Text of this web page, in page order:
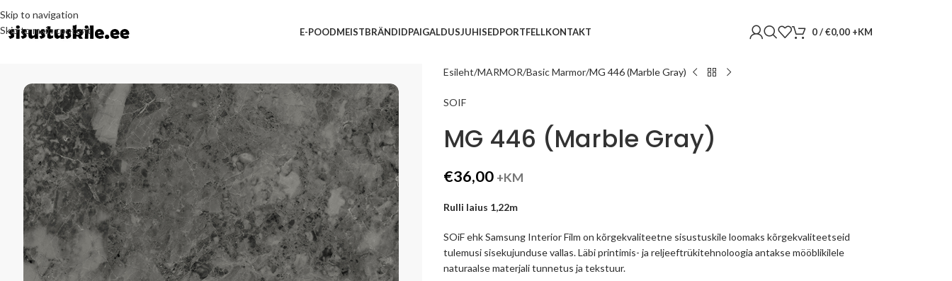
Skip to navigation
Skip to main content
E-POODMEISTBRÄNDIDPAIGALDUSJUHISEDPORTFELLKONTAKT 0/€0,00
Esileht MARMOR Basic Marmor MG 446 (Marble Gray)
SOIF
MG 446 (Marble Gray)
€36,00 +KM
Rulli laius 1,22m
SOiF ehk Samsung Interior Film on kõrgekvaliteetne sisustuskile loomaks kõrgekvaliteetseid
tulemusi sisekujunduse vallas. Läbi printimis- ja reljeeftrükitehnoloogia antakse mööblikilele
naturaalse materjali tunnetus ja tekstuur.